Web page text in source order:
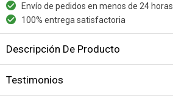
Envío de pedidos en menos de 24 horas
100% entrega satisfactoria
Descripción De Producto
Testimonios